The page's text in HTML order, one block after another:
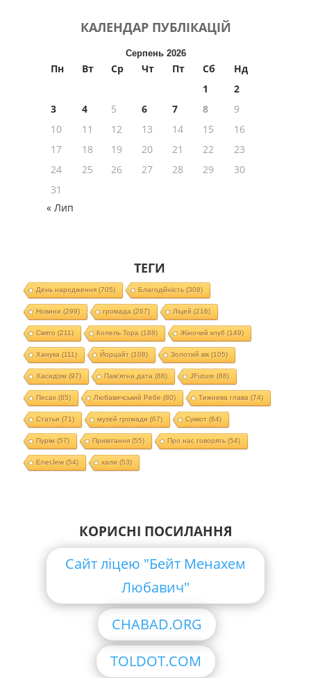
КАЛЕНДАР ПУБЛІКАЦІЙ
Серпень 2026
Пн Вт Ср Чт Пт Сб
Нд
1
2
3
4 5 6 7 8
9
10
11 12 13 14 15
16
17
18 19 20 21 22
23
24
25 26 27 28 29
30
31
« Лип
ТЕГИ
День народження(705) Благодійність (308)
Новини (299) громада (267) Ліцей (216)
Свято (211) Колель Тора (188) Жіночий клуб (149)
Ханука (111) Йорцайт (108) Золотий вік(105)
Хасидізм (97) Пам'ятна дата (88) JFuture (88)
Песах(85) Любавичський Ребе (80) Тижнева глава (74)
Статьи (71) музей громади (67) Суккот (64)
Пурім (57) Привітання(55) Про нас говорять (54)
EnerJew(54) хали (53)
КОРИСНІ ПОСИЛАННЯ
Сайт ліцею "Бейт Менахем
Любавич"
CHABAD.ORG
TOLDOT.COM